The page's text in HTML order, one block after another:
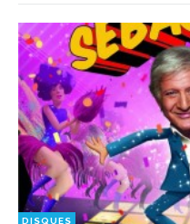
DISQUES